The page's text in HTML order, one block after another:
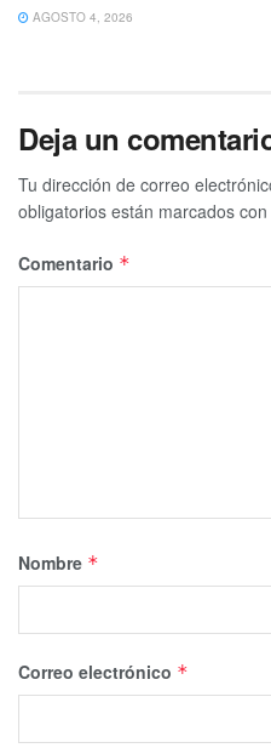
AGOSTO 4, 2026
Deja un
Tu dirección de correo
obligatorios están marcados con
Comentario *
Nombre *
Correo electrónico *